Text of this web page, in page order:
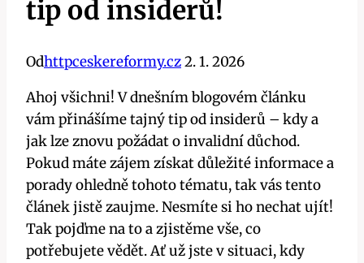
tip od insiderů!
Odhttpceskereformy.cz2. 1. 2026
Ahoj všichni! V dnešním blogovém článku
vám přinášíme tajný tip od insiderů – kdy a
jak lze znovu požádat o invalidní důchod.
Pokud máte zájem získat důležité informace a
porady ohledně tohoto tématu, tak vás tento
článek jistě zaujme. Nesmíte si ho nechat ujít!
Tak pojďme na to a zjistěme vše, co
potřebujete vědět. Ať už jste v situaci, kdy